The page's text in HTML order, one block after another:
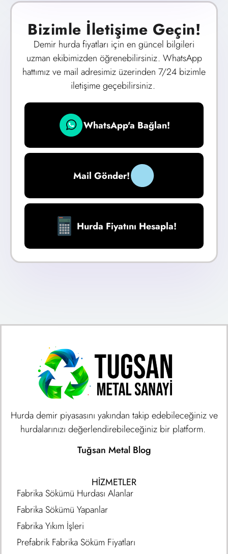
Bizimle İletişime Geçin!
Demir hurda fiyatları için en güncel bilgileri
uzman ekibimizden öğrenebilirsiniz. WhatsApp
hattımız ve mail adresimiz üzerinden 7/24 bizimle
iletişime geçebilirsiniz.
WhatsApp'a Bağlan!
Mail Gönder!
Hurda Fiyatını Hesapla!
Hurda demir piyasasını yakından takip edebileceğiniz ve
hurdalarınızı değerlendirebileceğiniz bir platform.
Tuğsan Metal Blog
HIZMETLER
Fabrika Sökümü Hurdası Alanlar
Fabrika Sökümü Yapanlar
Fabrika Yıkım İşleri
Prefabrik Fabrika Söküm Fiyatları